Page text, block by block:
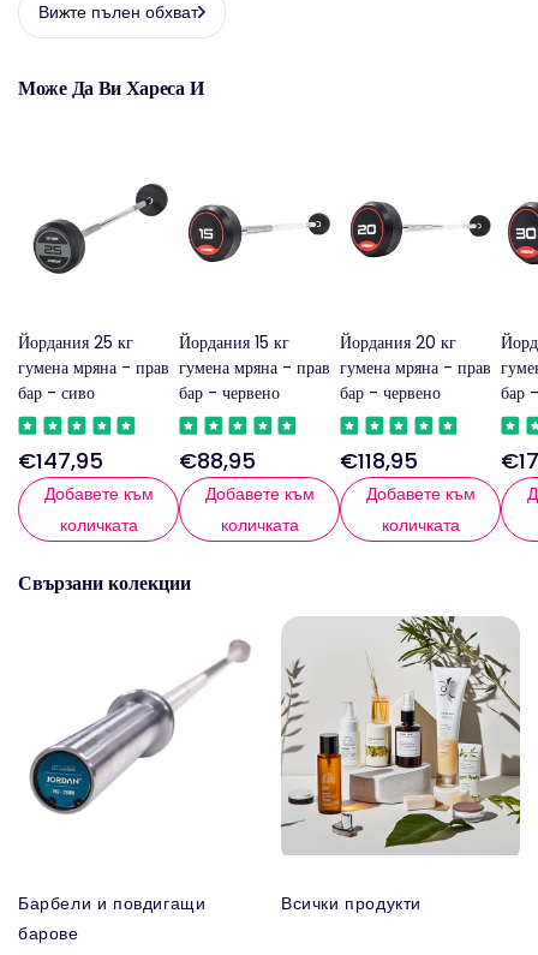
Вижте пълен обхват
Може Да Ви Хареса И
Йордания 25 кг
гумена мряна - прав
бар - сиво
Редовна
цена
€147,95
Добавете към
количката
Йордания 15 кг
гумена мряна - прав
бар - червено
Редовна
цена
€88,95
Добавете към
количката
Йордания 20 кг
гумена мряна - прав
бар - червено
Редовна
цена
€118,95
Добавете към
количката
бар
Свързани колекции
Барбели и повдигащи
барове
Всички продукти